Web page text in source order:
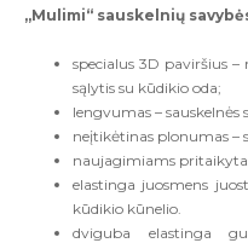
„Mulimi“ sauskelnių
specialus 3D paviršius
sąlytis su kūdikio oda;
lengvumas –
neįtikėtinas plonumas –
naujagimiams
elastinga juosmens
kūdikio kūnelio.
dviguba elastinga